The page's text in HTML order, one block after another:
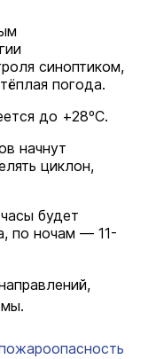
синоптиком,
погода.
до +28ºС.
начнут
циклон,
будет
по ночам — 11-